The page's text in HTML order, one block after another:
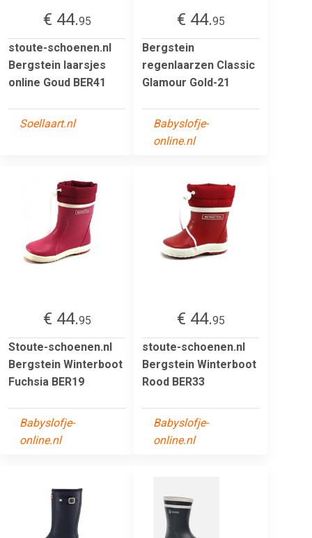
€ 44.95
stoute-schoenen.nl
Bergstein laarsjes
online Goud BER41
Soellaart.nl
€ 44.95
Bergstein
regenlaarzen Classic
Glamour Gold-21
Babyslofje-
online.nl
€ 44.95
Stoute-schoenen.nl
Bergstein Winterboot
Fuchsia BER19
Babyslofje-
online.nl
€ 44.95
stoute-schoenen.nl
Bergstein Winterboot
Rood BER33
Babyslofje-
online.nl